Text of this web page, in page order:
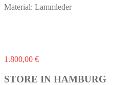
Material: Lammleder
1.800,00 €Dieses
weist
STORE IN HAMBURG